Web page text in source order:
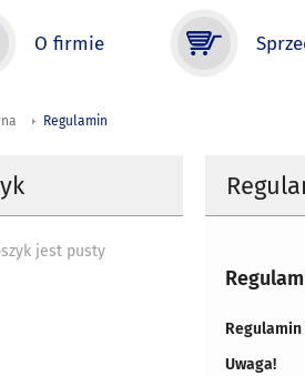
O firmie
Regulamin
jest pusty
Uwaga!